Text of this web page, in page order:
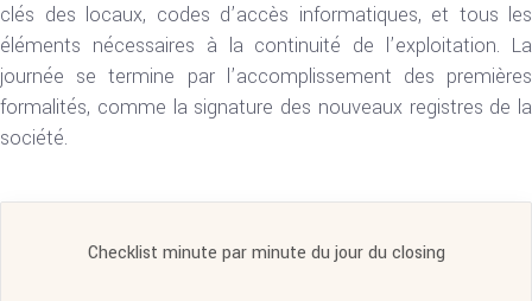
clés des locaux, codes d’accès informatiques, et tous les
éléments nécessaires à la continuité de l’exploitation. La
journée se termine par l’accomplissement des premières
formalités, comme la signature des nouveaux registres de la
société.
Checklist minute par minute du jour du closing